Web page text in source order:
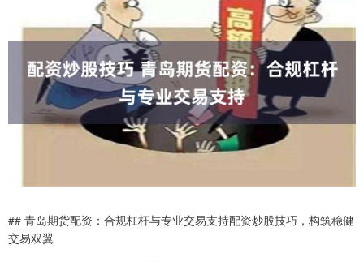
## 青岛期货配资：合规杠杆与专业交易支持配资炒股技巧，构筑稳健
交易双翼